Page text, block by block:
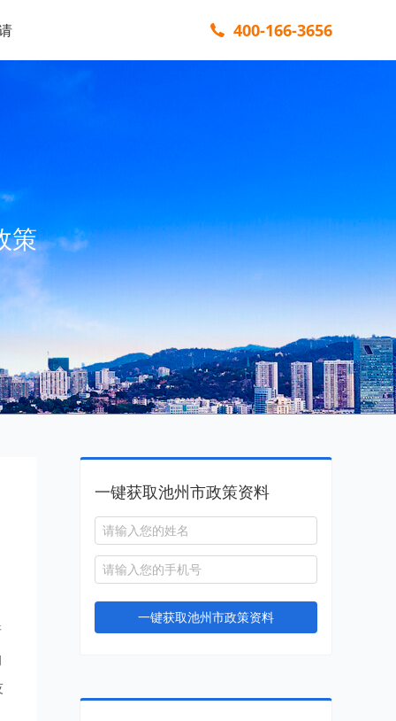
400-166-3656
策
一键获取池州市政策资料
一键获取池州市政策资料